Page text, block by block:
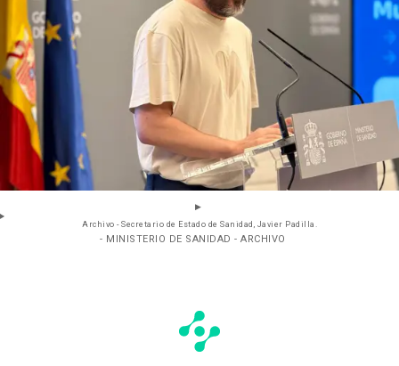
Archivo - Secretario de Estado de Sanidad, Javier Padilla.
- MINISTERIO DE SANIDAD - ARCHIVO